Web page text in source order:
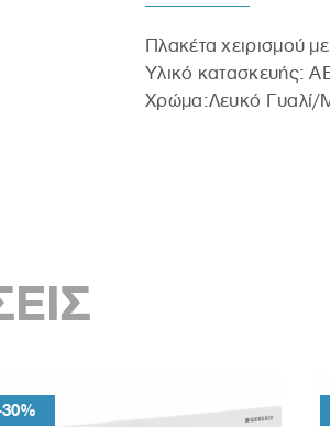
Πλακέτα χειρισμού
Υλικό κατασκευής:
Χρώμα:Λευκό